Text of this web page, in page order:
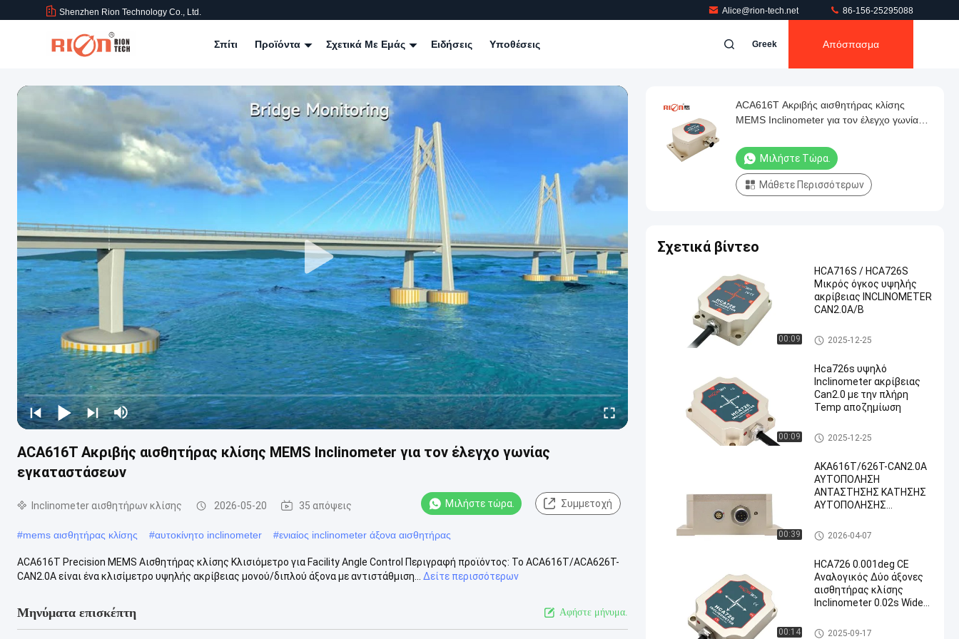
Shenzhen Rion Technology Co., Ltd. Alice@rion-tech.net 86-156-25295088
Σπίτι Προϊόντα Σχετικά Με Εμάς Ειδήσεις Υποθέσεις Greek Απόσπασμα
ACA616T Ακριβής αισθητήρας κλίσης MEMS Inclinometer για τον έλεγχο γωνίας
εγκαταστάσεων
Inclinometer αισθητήρων κλίσης 2026-05-20 35 απόψεις Μιλήστε τώρα. Συμμετοχή
#mems αισθητήρας κλίσης #αυτοκίνητο inclinometer #ενιαίος inclinometer άξονα αισθητήρας
ACA616T Precision MEMS Αισθητήρας κλίσης Κλισιόμετρο για Facility Angle Control Περιγραφή προϊόντος: Το ACA616T/ACA626T-
CAN2.0A είναι ένα κλισίμετρο υψηλής ακρίβειας μονού/διπλού άξονα με αντιστάθμιση...
Δείτε περισσότερων
Μηνύματα επισκέπτη Αφήστε μήνυμα.
ACA616T Ακριβής αισθητήρας κλίσης
MEMS Inclinometer για τον έλεγχο γωνίας
Μιλήστε Τώρα.
Μάθετε Περισσότερων
Σχετικά βίντεο
00:09
HCA716S / HCA726S
Μικρός όγκος υψηλής
ακρίβειας INCLINOMETER
CAN2.0A/B
Inclinometer αισθητήρων κλί
σης
2025-12-25
00:09
Hca726s υψηλό
Inclinometer ακρίβειας
Can2.0 με την πλήρη
Temp αποζημίωση
Inclinometer αισθητήρων κλί
σης
2025-12-25
00:39
ΑΚΑ616Τ/626Τ-CAN2.0Α
ΑΥΤΟΠΟΛΗΣΗ
ΑΝΤΑΣΤΗΣΗΣ ΚΑΤΗΣΗΣ
ΑΥΤΟΠΟΛΗΣΗΣ
ΚΑΤΗΣΗΣ ΑΥΤΟΠΟΛΗΣΗς
IP67
Inclinometer αισθητήρων κλί
σης
2026-04-07
00:14
HCA726 0.001deg CE
Αναλογικός Δύο άξονες
αισθητήρας κλίσης
Inclinometer 0.02s Wide
Inclinometer αισθητήρων κλί
2025-09-17